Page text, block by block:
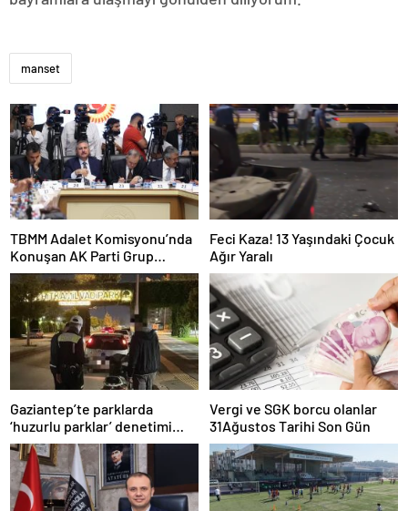
manset
TBMM Adalet Komisyonu’nda
Konuşan AK Parti Grup
Başkanvekili Abdulhamit Gül:
“Kanun Teklifi Milletimizin
Teklifidir”
Feci Kaza! 13 Yaşındaki Çocuk
Ağır Yaralı
Gaziantep’te parklarda
‘huzurlu parklar’ denetimi
yapıldı.
Vergi ve SGK borcu olanlar
31Ağustos Tarihi Son Gün